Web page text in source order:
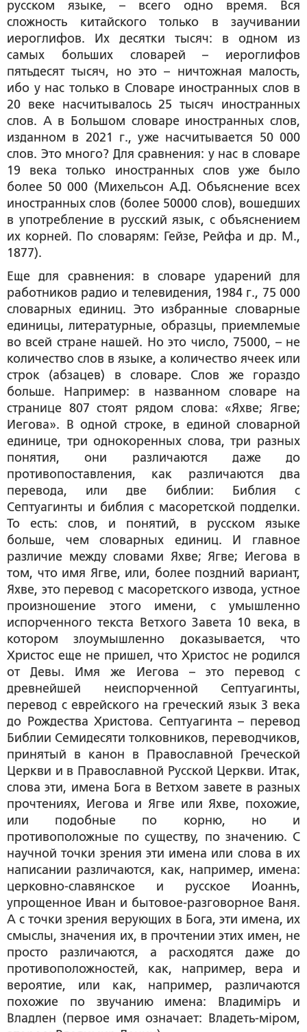
русском языке, – всего одно время. Вся
сложность китайского только в заучивании
иероглифов. Их десятки тысяч: в одном из
самых больших словарей – иероглифов
пятьдесят тысяч, но это – ничтожная малость,
ибо у нас только в Словаре иностранных слов в
20 веке насчитывалось 25 тысяч иностранных
слов. А в Большом словаре иностранных слов,
изданном в 2021 г., уже насчитывается 50 000
слов. Это много? Для сравнения: у нас в словаре
19 века только иностранных слов уже было
более 50 000 (Михельсон А.Д. Объяснение всех
иностранных слов (более 50000 слов), вошедших
в употребление в русский язык, с объяснением
их корней. По словарям: Гейзе, Рейфа и др. М.,
1877).
Еще для сравнения: в словаре ударений для
работников радио и телевидения, 1984 г., 75 000
словарных единиц. Это избранные словарные
единицы, литературные, образцы, приемлемые
во всей стране нашей. Но это число, 75000, – не
количество слов в языке, а количество ячеек или
строк (абзацев) в словаре. Слов же гораздо
больше. Например: в названном словаре на
странице 807 стоят рядом слова: «Яхве; Ягве;
Иегова». В одной строке, в единой словарной
единице, три однокоренных слова, три разных
понятия, они различаются даже до
противопоставления, как различаются два
перевода, или две библии: Библия с
Септуагинты и библия с масоретской подделки.
То есть: слов, и понятий, в русском языке
больше, чем словарных единиц. И главное
различие между словами Яхве; Ягве; Иегова в
том, что имя Ягве, или, более поздний вариант,
Яхве, это перевод с масоретского извода, устное
произношение этого имени, с умышленно
испорченного текста Ветхого Завета 10 века, в
котором злоумышленно доказывается, что
Христос еще не пришел, что Христос не родился
от Девы. Имя же Иегова – это перевод с
древнейшей неиспорченной Септуагинты,
перевод с еврейского на греческий язык 3 века
до Рождества Христова. Септуагинта – перевод
Библии Семидесяти толковников, переводчиков,
принятый в канон в Православной Греческой
Церкви и в Православной Русской Церкви. Итак,
слова эти, имена Бога в Ветхом завете в разных
прочтениях, Иегова и Ягве или Яхве, похожие,
или подобные по корню, но и
противоположные по существу, по значению. С
научной точки зрения эти имена или слова в их
написании различаются, как, например, имена:
церковно-славянское и русское Иоаннъ,
упрощенное Иван и бытовое-разговорное Ваня.
А с точки зрения верующих в Бога, эти имена, их
смыслы, значения их, в прочтении этих имен, не
просто различаются, а расходятся даже до
противоположностей, как, например, вера и
вероятие, или как, например, различаются
похожие по звучанию имена: Владимiръ и
Владлен (первое имя означает: Владеть-мiром,